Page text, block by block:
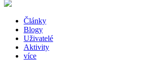
Články
Blogy
Uživatelé
Aktivity
více